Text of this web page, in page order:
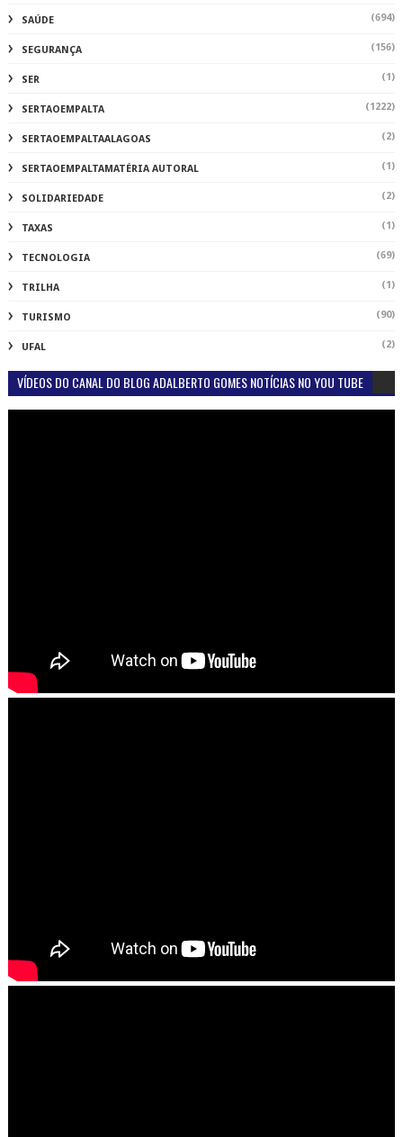
SAÚDE (694)
SEGURANÇA (156)
SER (1)
SERTAOEMPALTA (1222)
SERTAOEMPALTAALAGOAS (2)
SERTAOEMPALTAMATÉRIA AUTORAL (1)
SOLIDARIEDADE (2)
TAXAS (1)
TECNOLOGIA (69)
TRILHA (1)
TURISMO (90)
UFAL (2)
VÍDEOS DO CANAL DO BLOG ADALBERTO GOMES NOTÍCIAS NO YOU TUBE